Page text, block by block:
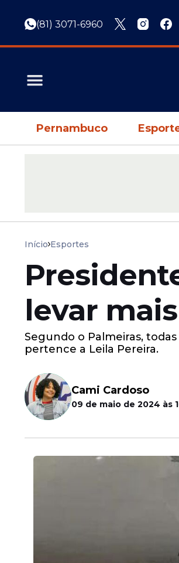
(81) 3071-6960
Pernambuco
Início Esportes
levar
Segundo o Palmeiras,
pertence a Leila Pereira.
Cami Cardoso
09 de maio de 2024 às